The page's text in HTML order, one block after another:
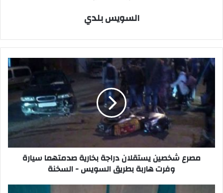
السويس بلدي
مصرع
شخصين
يستقلان
دراجة
بخارية
صدمتهما
سيارة
وفرت
هاربة
بطريق
السخنة
مصرع شخصين يستقلان دراجة بخارية صدمتهما سيارة
وفرت هاربة بطريق السويس - السخنة